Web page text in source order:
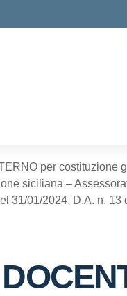
per costituzione
siciliana –
31/01/2024, D.A. n. 13